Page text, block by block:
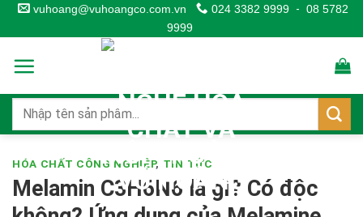
Skip
to
content
vuhoang@vuhoangco.com.vn 024 3382 9999 - 08 5782
9999
HÓA CHẤT CÔNG NGHIỆP, TIN TỨC
Melamin C3H6N6 là gì? Có độc